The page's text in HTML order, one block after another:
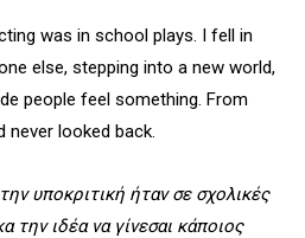
was in school plays. I fell in
else, stepping into a new world,
people feel something. From
never looked back.
υποκριτική ήταν σε σχολικές
την ιδέα να γίνεσαι κάποιος